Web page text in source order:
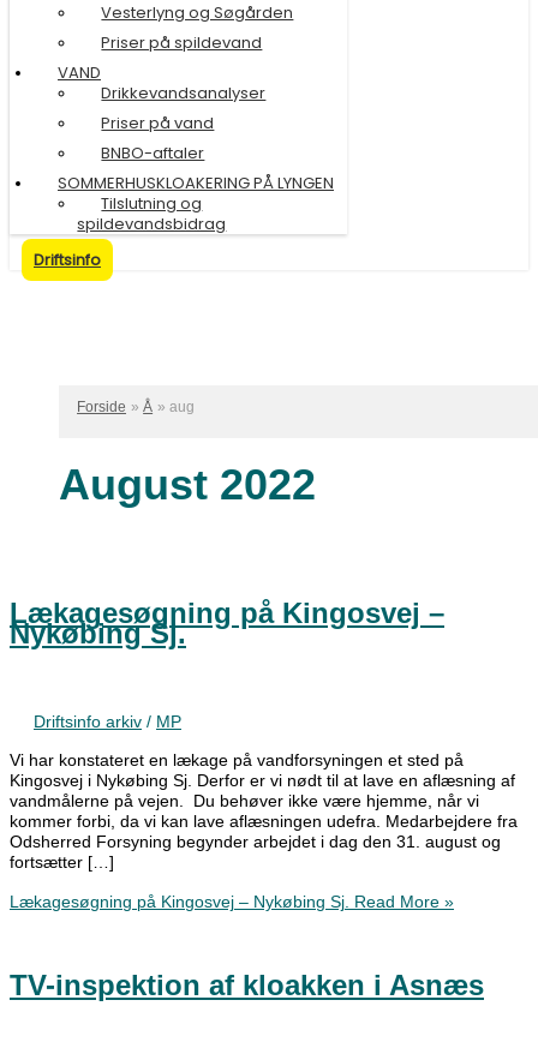
Vesterlyng og Søgården
Priser på spildevand
VAND
Drikkevandsanalyser
Priser på vand
BNBO-aftaler
SOMMERHUSKLOAKERING PÅ LYNGEN
Tilslutning og
spildevandsbidrag
Driftsinfo
Forside Å aug
August 2022
Lækagesøgning på Kingosvej –
Nykøbing Sj.
Driftsinfo arkiv / MP
Vi har konstateret en lækage på vandforsyningen et sted på
Kingosvej i Nykøbing Sj. Derfor er vi nødt til at lave en aflæsning af
vandmålerne på vejen. Du behøver ikke være hjemme, når vi
kommer forbi, da vi kan lave aflæsningen udefra. Medarbejdere fra
Odsherred Forsyning begynder arbejdet i dag den 31. august og
fortsætter […]
Lækagesøgning på Kingosvej – Nykøbing Sj. Read More »
TV-inspektion af kloakken i Asnæs